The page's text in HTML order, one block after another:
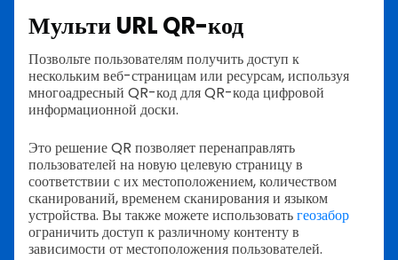
Мульти URL QR-код
Позвольте пользователям получить доступ к
нескольким веб-страницам или ресурсам, используя
многоадресный QR-код для QR-кода цифровой
информационной доски.
Это решение QR позволяет перенаправлять
пользователей на новую целевую страницу в
соответствии с их местоположением, количеством
сканирований, временем сканирования и языком
устройства. Вы также можете использоватьгеозабор
ограничить доступ к различному контенту в
зависимости от местоположения пользователей.